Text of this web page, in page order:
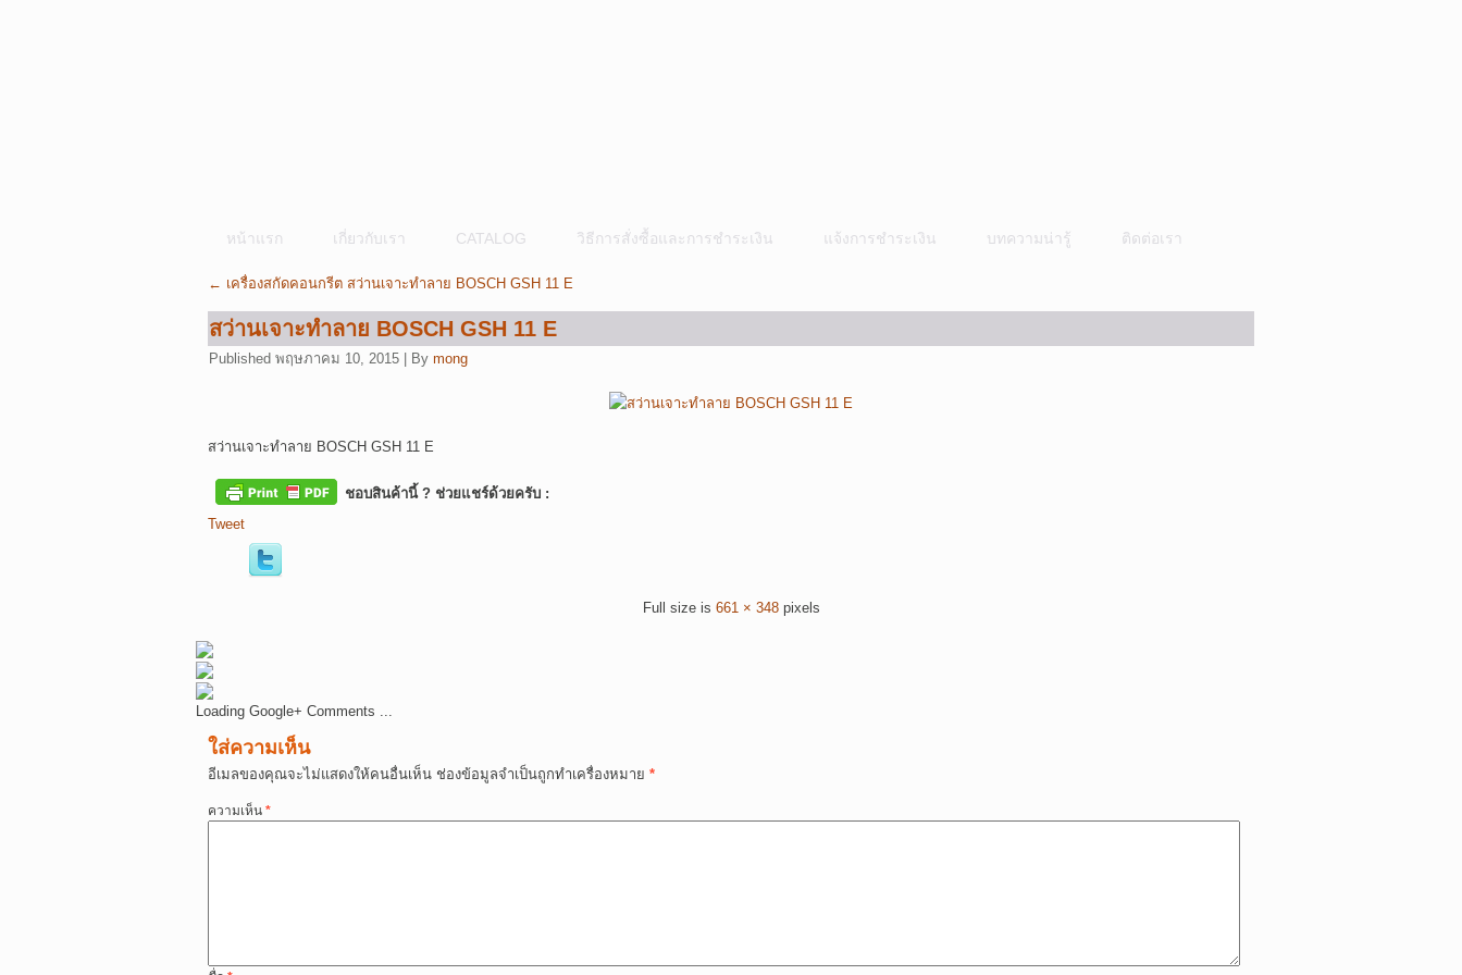
หน้าแรก เกี่ยวกับเรา CATALOG วิธีการสั่งซื้อและการชำระเงิน แจ้งการชำระเงิน บทความน่ารู้ ติดต่อเรา
← เครื่องสกัดคอนกรีต สว่านเจาะทำลาย BOSCH GSH 11 E
สว่านเจาะทำลาย BOSCH GSH 11 E
Published พฤษภาคม 10, 2015 By mong
สว่านเจาะทำลาย BOSCH GSH 11 E
ชอบสินค้านี้ ? ช่วยแชร์ด้วยครับ :
Tweet
Full size is 661 × 348pixels
Loading Google+ Comments ...
ใส่ความเห็น
อีเมลของคุณจะไม่แสดงให้คนอื่นเห็น ช่องข้อมูลจำเป็นถูกทำเครื่องหมาย *
ความเห็น *